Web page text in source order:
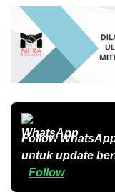
Follow
untuk update
Follow